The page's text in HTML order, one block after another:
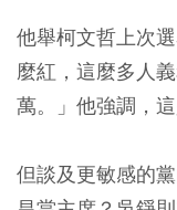
他舉柯文哲上次
麼紅，這麼多人
萬。」他強調，
但談及更敏感的